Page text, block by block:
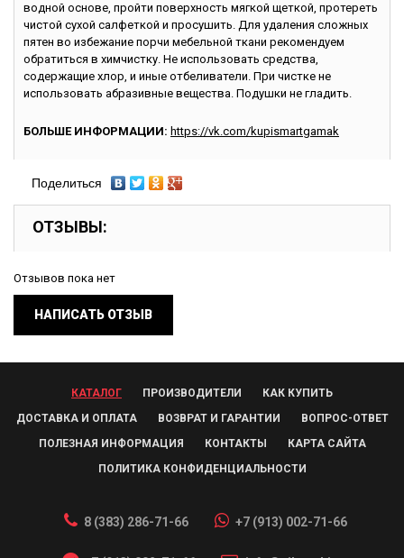
водной основе, пройти поверхность мягкой щеткой, протереть
чистой сухой салфеткой и просушить. Для удаления сложных
пятен во избежание порчи мебельной ткани рекомендуем
обратиться в химчистку. Не использовать средства,
содержащие хлор, и иные отбеливатели. При чистке не
использовать абразивные вещества. Подушки не гладить.
БОЛЬШЕ ИНФОРМАЦИИ: https://vk.com/kupismartgamak
Поделиться
ОТЗЫВЫ:
Отзывов пока нет
НАПИСАТЬ ОТЗЫВ
КАТАЛОГ ПРОИЗВОДИТЕЛИ
КАК КУПИТЬ
ДОСТАВКА И ОПЛАТА
ВОЗВРАТ И ГАРАНТИИ
ВОПРОС-ОТВЕТ
ПОЛЕЗНАЯ ИНФОРМАЦИЯ
КОНТАКТЫ
КАРТА САЙТА
ПОЛИТИКА КОНФИДЕНЦИАЛЬНОСТИ
8 (383) 286-71-66 +7 (913) 002-71-66